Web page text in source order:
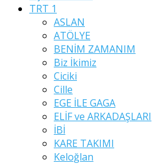
TRT 1
ASLAN
ATÖLYE
BENİM ZAMANIM
Biz İkimiz
Ciciki
Cille
EGE İLE GAGA
ELİF ve ARKADAŞLARI
İBİ
KARE TAKIMI
Keloğlan